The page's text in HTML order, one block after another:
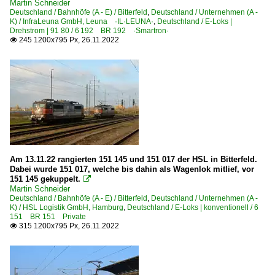
6 140 BR 140 E 40 Private
6 142 BR 142 DR 242 E 42
6 143 BR 143 DR 243 Lokportraits
6 143 BR 143 DR 243 Private
6 151 BR 151
6 151 BR 151 Private
6 155 BR 155 DR 250 'Energiecontainer'
6 155 BR 155 DR 250 'Energiecontainer' Private
6 156 BR 156 DR 252
Elektrotriebzüge | 93 8x | ICE - IC
ICE 1 BR 401 · 5 401 · 5 801-804 ganze Züge
ICE 3 BR 403 · 5 403
Martin Schneider
Deutschland / Bahnhöfe (A - E) / Bitterfeld , Deutschland / Unternehmen (A -
K) / InfraLeuna GmbH, Leuna ·IL·LEUNA·, Deutschland / E-Loks |
Drehstrom | 91 80 / 6 192 BR 192 ·Smartron·
 245 1200x795 Px, 26.11.2022
Am 13.11.22 rangierten 151 145 und 151 017 der HSL in Bitterfeld.
Dabei wurde 151 017, welche bis dahin als Wagenlok mitlief, vor
151 145 gekuppelt. 
Martin Schneider
Deutschland / Bahnhöfe (A - E) / Bitterfeld , Deutschland / Unternehmen (A -
K) / HSL Logistik GmbH, Hamburg, Deutschland / E-Loks | konventionell / 6
151 BR 151 Private
 315 1200x795 Px, 26.11.2022